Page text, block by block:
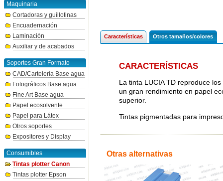
Maquinaria
Cortadoras y guillotinas
Encuadernación
Laminación
Auxiliar y de acabados
Soportes Gran Formato
CAD/Cartelería Base agua
Fotográficos Base agua
Fine Art Base agua
Papel ecosolvente
Papel para Látex
Otros soportes
Expositores y Display
Consumibles
Tintas plotter Canon
Tintas plotter Epson
Características Otros tamaños/colores
CARACTERÍSTICAS
La tinta LUCIA TD reproduce
un gran rendimiento en papel
superior.
Tintas pigmentadas para
Otras alternativas